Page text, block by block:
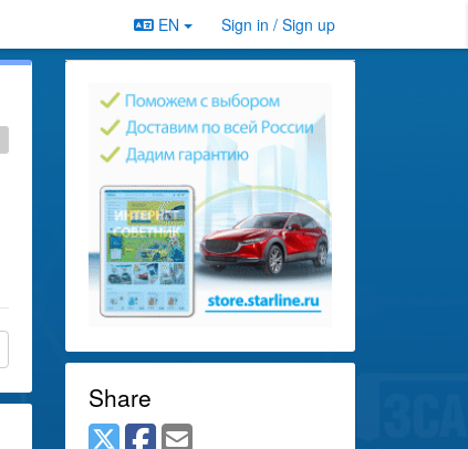
EN Sign in / Sign up
Share